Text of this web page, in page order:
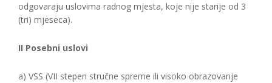
odgovaraju uslovima radnog mjesta, koje nije starije od 3
(tri) mjeseca).
II Posebni uslovi
a) VSS (VII stepen stručne spreme ili visoko obrazovanje